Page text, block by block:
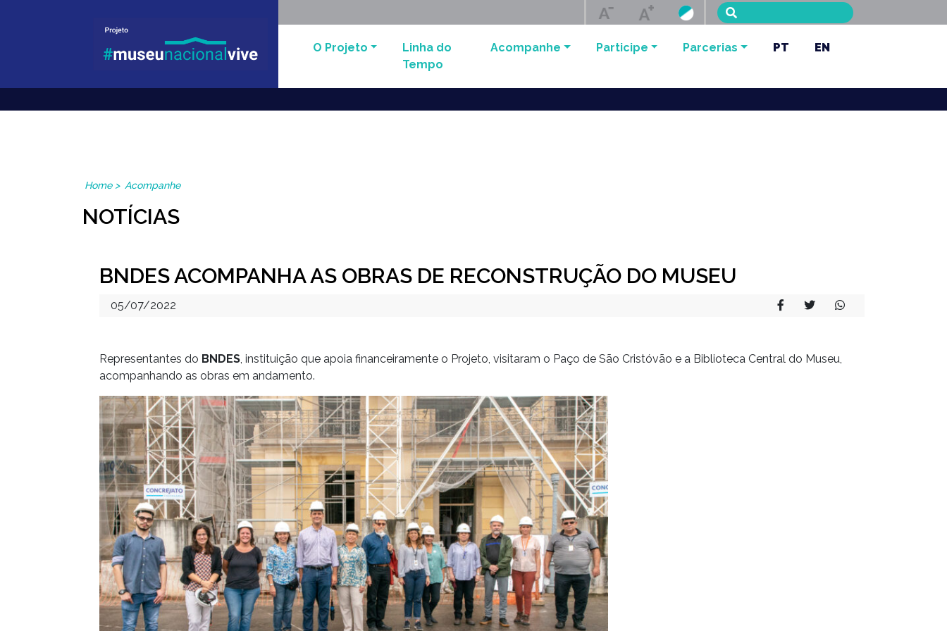
O Projeto
Linha do
Tempo
Acompanhe Participe Parcerias PT EN
Home> Acompanhe
NOTÍCIAS
BNDES ACOMPANHA AS OBRAS DE RECONSTRUÇÃO DO MUSEU
05/07/2022
Representantes do BNDES, instituição que apoia financeiramente o Projeto, visitaram o Paço de São Cristóvão e a Biblioteca Central do Museu,
acompanhando as obras em andamento.